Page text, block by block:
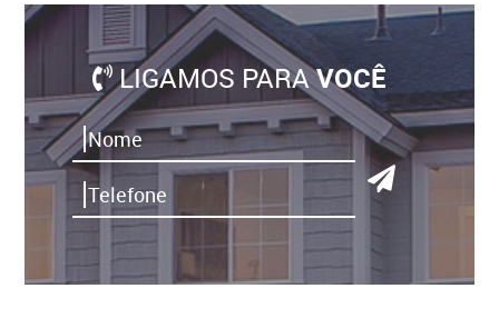
LIGAMOS PARAVOCÊ